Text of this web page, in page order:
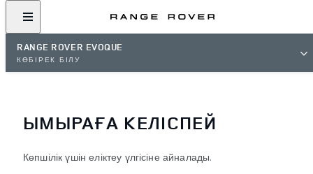
RANGE ROVER EVOQUE
КӨБІРЕК БІЛУ
ЫМЫРАҒА КЕЛІСПЕЙ
Көпшілік үшін еліктеу үлгісіне айналады.